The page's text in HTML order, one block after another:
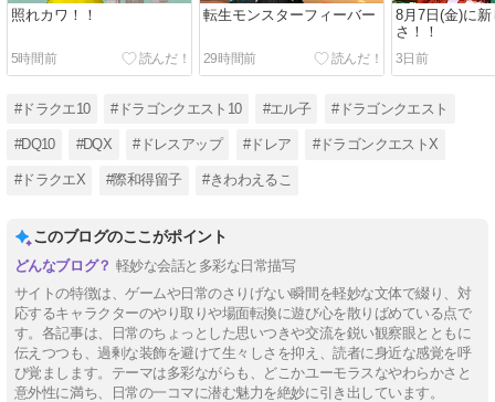
照れカワ！！
5時間前
転生モンスターフィーバー
29時間前
8月7日(金)に
さ！！
3日前
#ドラクエ10 #ドラゴンクエスト10 #エル子 #ドラゴンクエスト
#DQ10 #DQX #ドレスアップ #ドレア #ドラゴンクエストX
#ドラクエX #際和得留子 #きわわえるこ
このブログのここがポイント
軽妙な会話と多彩な日常描写
サイトの特徴は、ゲームや日常のさりげない瞬間を軽妙な文体で綴り、対
応するキャラクターのやり取りや場面転換に遊び心を散りばめている点で
す。各記事は、日常のちょっとした思いつきや交流を鋭い観察眼とともに
伝えつつも、過剰な装飾を避けて生々しさを抑え、読者に身近な感覚を呼
び覚まします。テーマは多彩ながらも、どこかユーモラスなやわらかさと
意外性に満ち、日常の一コマに潜む魅力を絶妙に引き出しています。